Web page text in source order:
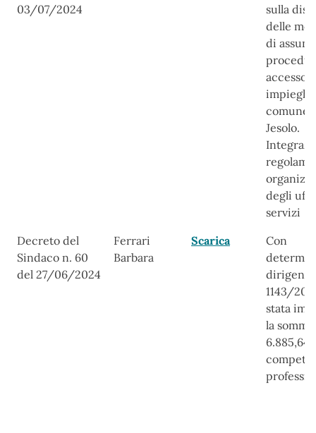
03/07/2024
sulla
delle
di
accesso
impieghi
comune
Jesolo.
degli
servizi
Decreto del
Sindaco n. 60
del 27/06/2024
Ferrari
Barbara
Scarica
Con
1143/
stata
la
6.885,64